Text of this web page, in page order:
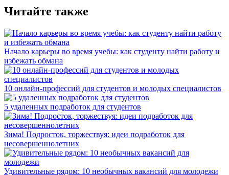
Читайте также
Начало карьеры во время учебы: как студенту найти работу и
избежать обмана
10 онлайн-профессий для студентов и молодых специалистов
5 удаленных подработок для студентов
Зима! Подросток, торжествуя: идеи подработок для
несовершеннолетних
Удивительные рядом: 10 необычных вакансий для молодежи